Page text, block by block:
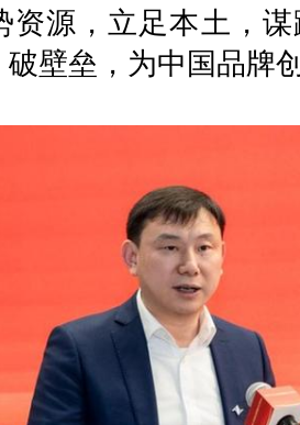
资源，立足本土，
壁垒，为中国品牌